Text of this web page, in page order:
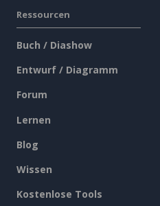
Ressourcen
Buch / Diashow
Entwurf / Diagramm
Forum
Lernen
Blog
Wissen
Kostenlose Tools